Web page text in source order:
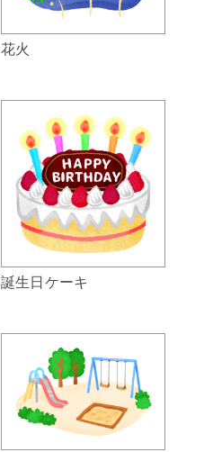
花火
誕生日ケーキ